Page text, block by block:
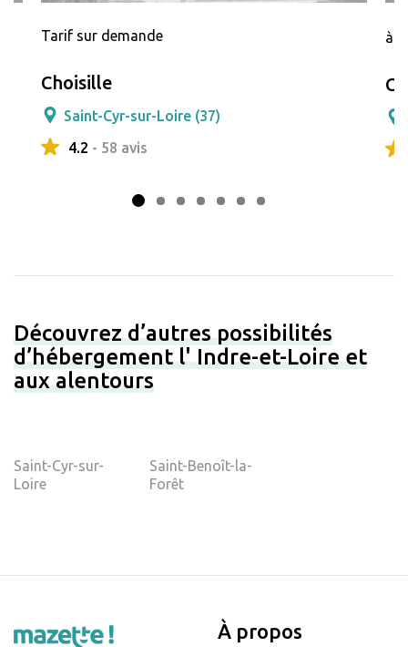
Tarif sur demande
Choisille
Saint-Cyr-sur-Loire (37)
4.2 - 58 avis
à
Découvrez d’autres possibilités
d’hébergement l' Indre-et-Loire et
aux alentours
Saint-Cyr-sur-
Loire
Saint-Benoît-la-
Forêt
À propos